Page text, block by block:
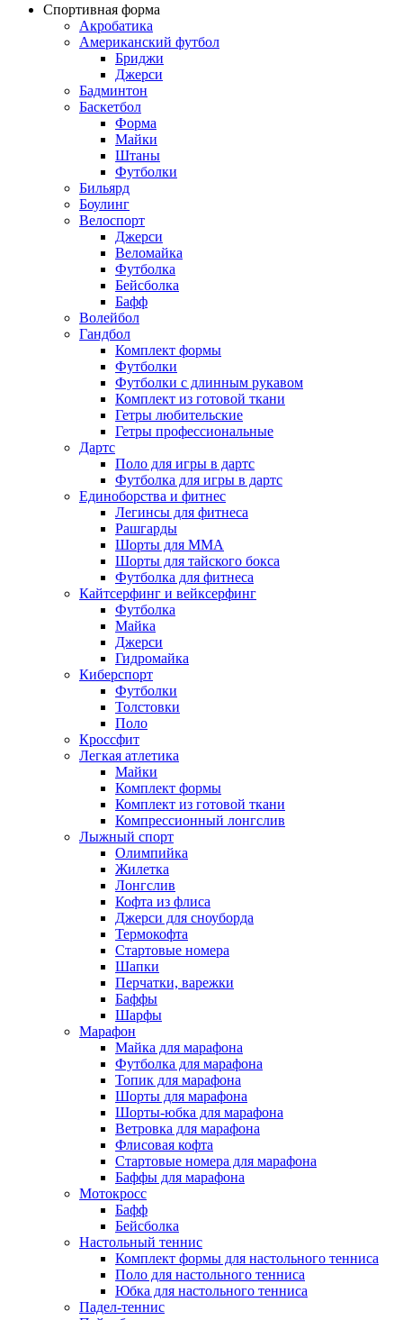
Спортивная форма
Акробатика
Американский футбол
Бриджи
Джерси
Бадминтон
Баскетбол
Форма
Майки
Штаны
Футболки
Бильярд
Боулинг
Велоспорт
Джерси
Веломайка
Футболка
Бейсболка
Бафф
Волейбол
Гандбол
Комплект формы
Футболки
Футболки с длинным рукавом
Комплект из готовой ткани
Гетры любительские
Гетры профессиональные
Дартс
Поло для игры в дартс
Футболка для игры в дартс
Единоборства и фитнес
Легинсы для фитнеса
Рашгарды
Шорты для MMA
Шорты для тайского бокса
Футболка для фитнеса
Кайтсерфинг и вейксерфинг
Футболка
Майка
Джерси
Гидромайка
Киберспорт
Футболки
Толстовки
Поло
Кроссфит
Легкая атлетика
Майки
Комплект формы
Комплект из готовой ткани
Компрессионный лонгслив
Лыжный спорт
Олимпийка
Жилетка
Лонгслив
Кофта из флиса
Джерси для сноуборда
Термокофта
Стартовые номера
Шапки
Перчатки, варежки
Баффы
Шарфы
Марафон
Майка для марафона
Футболка для марафона
Топик для марафона
Шорты для марафона
Шорты-юбка для марафона
Ветровка для марафона
Флисовая кофта
Стартовые номера для марафона
Баффы для марафона
Мотокросс
Бафф
Бейсболка
Настольный теннис
Комплект формы для настольного тенниса
Поло для настольного тенниса
Юбка для настольного тенниса
Падел-теннис